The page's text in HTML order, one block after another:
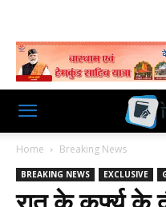
Home Breaking News
BREAKING NEWS EXCLUSIVE